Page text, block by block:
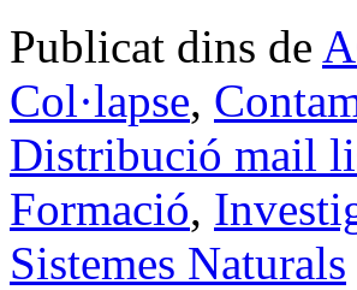
Publicat dins de
Col·lapse,
Distribució mail
Formació,
Sistemes Naturals